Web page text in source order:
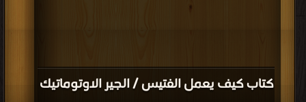
كتاب كيف يعمل الفتيس / الجير الاوتوماتيك